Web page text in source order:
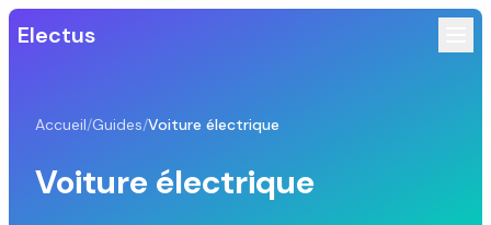
Electus
Accueil/Guides/Voiture électrique
Voiture électrique